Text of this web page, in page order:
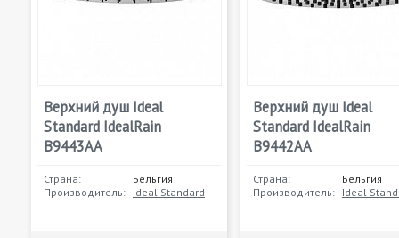
Верхний душ Ideal
Standard IdealRain
B9443AA
Страна:
Бельгия
Производитель: Ideal Standard
Верхний душ Ideal
Standard IdealRain
B9442AA
Страна:
Бельгия
Производитель: Ideal